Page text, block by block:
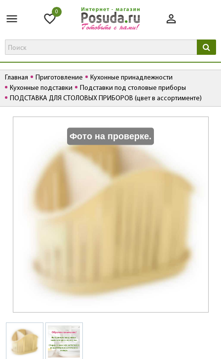
0
Главная Приготовление
Кухонные принадлежности
Кухонные подставки
Подставки под столовые приборы
ПОДСТАВКА ДЛЯ СТОЛОВЫХ ПРИБОРОВ (цвет в ассортименте)
Фото на проверке.